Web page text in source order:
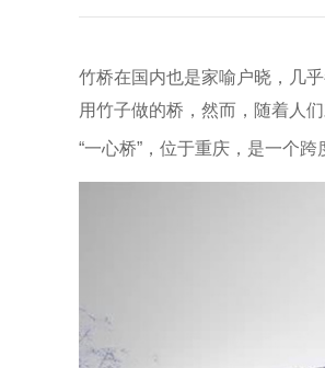
竹桥在国内也是家喻户晓，几
用竹子做的桥，然而，随着人
“一心桥”，位于重庆，是一个